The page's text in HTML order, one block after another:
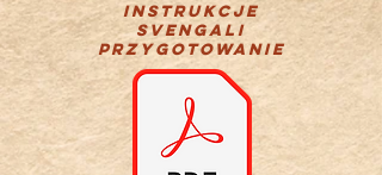
instrukcje
SVengali
przygotowanie